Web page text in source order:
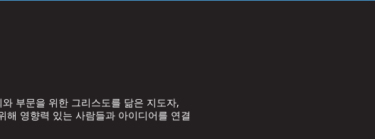
부문을 위한 그리스도를 닮은 지도자,
영향력 있는 사람들과 아이디어를 연결